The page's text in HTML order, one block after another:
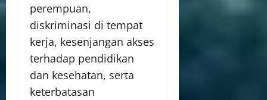
perempuan,
diskriminasi di tempat
kerja, kesenjangan akses
terhadap pendidikan
dan kesehatan, serta
keterbatasan